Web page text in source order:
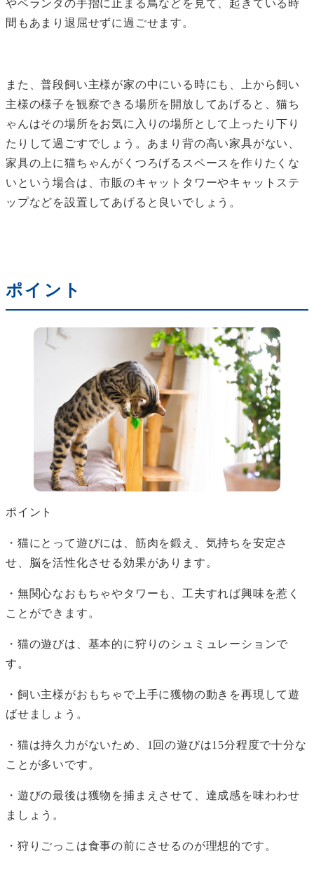
やベランダの手摺に止まる鳥などを見て、起きている時
間もあまり退屈せずに過ごせます。
また、普段飼い主様が家の中にいる時にも、上から飼い
主様の様子を観察できる場所を開放してあげると、猫ち
ゃんはその場所をお気に入りの場所として上ったり下り
たりして過ごすでしょう。あまり背の高い家具がない、
家具の上に猫ちゃんがくつろげるスペースを作りたくな
いという場合は、市販のキャットタワーやキャットステ
ップなどを設置してあげると良いでしょう。
ポイント
ポイント
・猫にとって遊びには、筋肉を鍛え、気持ちを安定さ
せ、脳を活性化させる効果があります。
・無関心なおもちゃやタワーも、工夫すれば興味を惹く
ことができます。
・猫の遊びは、基本的に狩りのシュミュレーションで
す。
・飼い主様がおもちゃで上手に獲物の動きを再現して遊
ばせましょう。
・猫は持久力がないため、1回の遊びは15分程度で十分な
ことが多いです。
・遊びの最後は獲物を捕まえさせて、達成感を味わわせ
ましょう。
・狩りごっこは食事の前にさせるのが理想的です。